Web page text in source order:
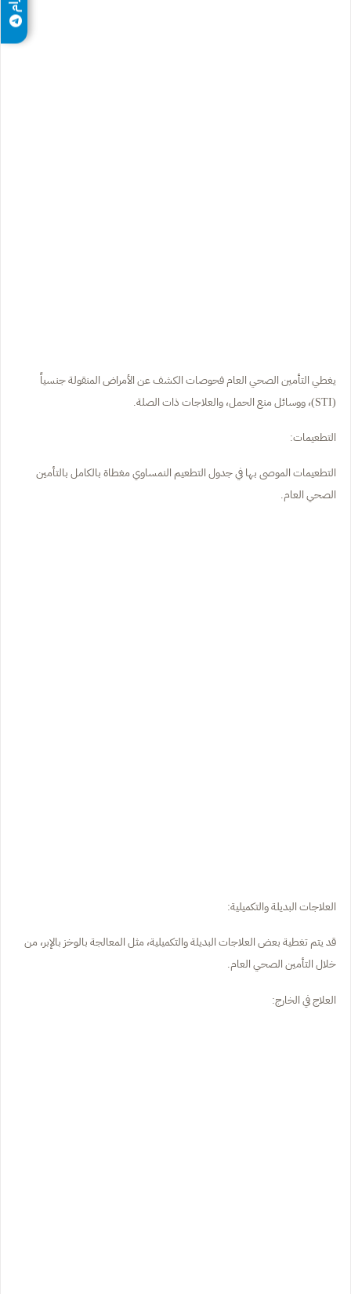
يغطي التأمين الصحي العام فحوصات الكشف عن الأمراض المنقولة جنسياً
(STI)، ووسائل منع الحمل، والعلاجات ذات الصلة.
التطعيمات:
التطعيمات الموصى بها في جدول التطعيم النمساوي مغطاة بالكامل بالتأمين
الصحي العام.
العلاجات البديلة والتكميلية:
قد يتم تغطية بعض العلاجات البديلة والتكميلية، مثل المعالجة بالوخز بالإبر، من
خلال التأمين الصحي العام.
العلاج في الخارج: